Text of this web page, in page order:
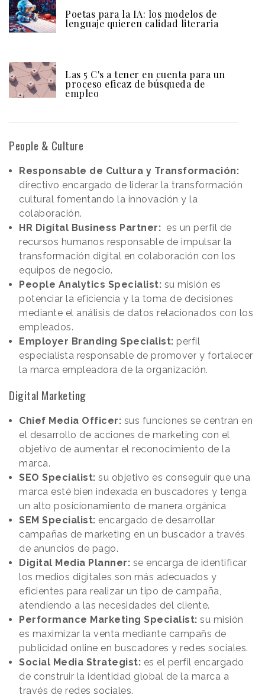
Poetas para la IA: los modelos de
lenguaje quieren calidad literaria
Las 5 C's a tener en cuenta para un
proceso eficaz de búsqueda de
empleo
People & Culture
Responsable de Cultura y Transformación:
directivo encargado de liderar la transformación
cultural fomentando la innovación y la
colaboración.
HR Digital Business Partner: es un perfil de
recursos humanos responsable de impulsar la
transformación digital en colaboración con los
equipos de negocio.
People Analytics Specialist: su misión es
potenciar la eficiencia y la toma de decisiones
mediante el análisis de datos relacionados con los
empleados.
Employer Branding Specialist: perfil
especialista responsable de promover y fortalecer
la marca empleadora de la organización.
Digital Marketing
Chief Media Officer: sus funciones se centran en
el desarrollo de acciones de marketing con el
objetivo de aumentar el reconocimiento de la
marca.
SEO Specialist: su objetivo es conseguir que una
marca esté bien indexada en buscadores y tenga
un alto posicionamiento de manera orgánica
SEM Specialist: encargado de desarrollar
campañas de marketing en un buscador a través
de anuncios de pago.
Digital Media Planner: se encarga de identificar
los medios digitales son más adecuados y
eficientes para realizar un tipo de campaña,
atendiendo a las necesidades del cliente.
Performance Marketing Specialist: su misión
es maximizar la venta mediante campañs de
publicidad online en buscadores y redes sociales.
Social Media Strategist: es el perfil encargado
de construir la identidad global de la marca a
través de redes sociales.